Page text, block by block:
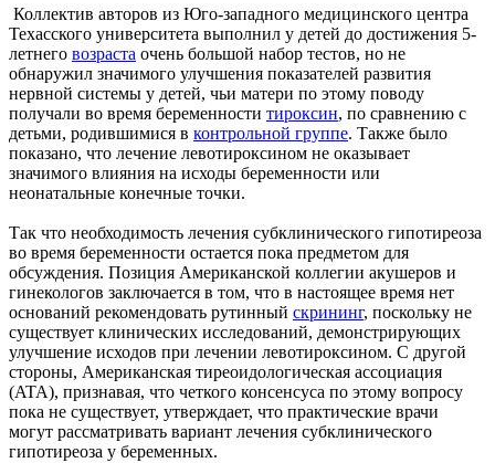
Коллектив авторов из Юго-западного медицинского центра
Техасского университета выполнил у детей до достижения 5-
летнего возраста очень большой набор тестов, но не
обнаружил значимого улучшения показателей развития
нервной системы у детей, чьи матери по этому поводу
получали во время беременности тироксин, по сравнению с
детьми, родившимися в контрольной группе. Также было
показано, что лечение левотироксином не оказывает
значимого влияния на исходы беременности или
неонатальные конечные точки.
Так что необходимость лечения субклинического гипотиреоза
во время беременности остается пока предметом для
обсуждения. Позиция Американской коллегии акушеров и
гинекологов заключается в том, что в настоящее время нет
оснований рекомендовать рутинный скрининг, поскольку не
существует клинических исследований, демонстрирующих
улучшение исходов при лечении левотироксином. С другой
стороны, Американская тиреоидологическая ассоциация
(ATA), признавая, что четкого консенсуса по этому вопросу
пока не существует, утверждает, что практические врачи
могут рассматривать вариант лечения субклинического
гипотиреоза у беременных.